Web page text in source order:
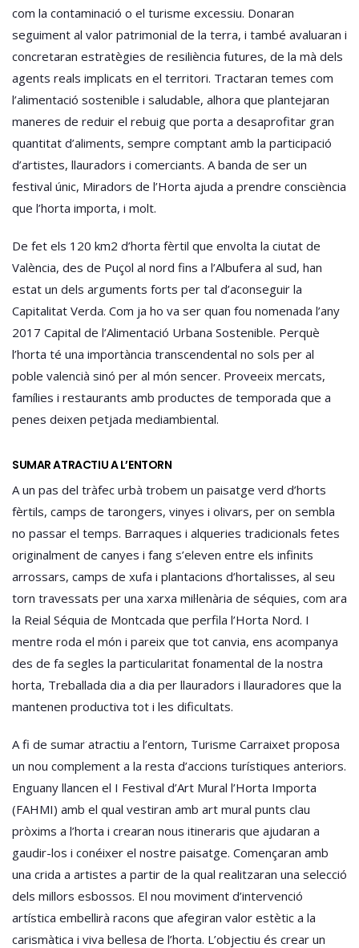
com la contaminació o el turisme excessiu. Donaran
seguiment al valor patrimonial de la terra, i també avaluaran i
concretaran estratègies de resiliència futures, de la mà dels
agents reals implicats en el territori. Tractaran temes com
l’alimentació sostenible i saludable, alhora que plantejaran
maneres de reduir el rebuig que porta a desaprofitar gran
quantitat d’aliments, sempre comptant amb la participació
d’artistes, llauradors i comerciants. A banda de ser un
festival únic, Miradors de l’Horta ajuda a prendre consciència
que l’horta importa, i molt.
De fet els 120 km2 d’horta fèrtil que envolta la ciutat de
València, des de Puçol al nord fins a l’Albufera al sud, han
estat un dels arguments forts per tal d’aconseguir la
Capitalitat Verda. Com ja ho va ser quan fou nomenada l’any
2017 Capital de l’Alimentació Urbana Sostenible. Perquè
l’horta té una importància transcendental no sols per al
poble valencià sinó per al món sencer. Proveeix mercats,
famílies i restaurants amb productes de temporada que a
penes deixen petjada mediambiental.
SUMAR ATRACTIU A L’ENTORN
A un pas del tràfec urbà trobem un paisatge verd d’horts
fèrtils, camps de tarongers, vinyes i olivars, per on sembla
no passar el temps. Barraques i alqueries tradicionals fetes
originalment de canyes i fang s’eleven entre els infinits
arrossars, camps de xufa i plantacions d’hortalisses, al seu
torn travessats per una xarxa mil·lenària de séquies, com ara
la Reial Séquia de Montcada que perfila l’Horta Nord. I
mentre roda el món i pareix que tot canvia, ens acompanya
des de fa segles la particularitat fonamental de la nostra
horta, Treballada dia a dia per llauradors i llauradores que la
mantenen productiva tot i les dificultats.
A fi de sumar atractiu a l’entorn, Turisme Carraixet proposa
un nou complement a la resta d’accions turístiques anteriors.
Enguany llancen el I Festival d’Art Mural l’Horta Importa
(FAHMI) amb el qual vestiran amb art mural punts clau
pròxims a l’horta i crearan nous itineraris que ajudaran a
gaudir-los i conéixer el nostre paisatge. Començaran amb
una crida a artistes a partir de la qual realitzaran una selecció
dels millors esbossos. El nou moviment d’intervenció
artística embellirà racons que afegiran valor estètic a la
carismàtica i viva bellesa de l’horta. L’objectiu és crear un